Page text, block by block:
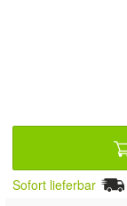
Sofort lieferbar